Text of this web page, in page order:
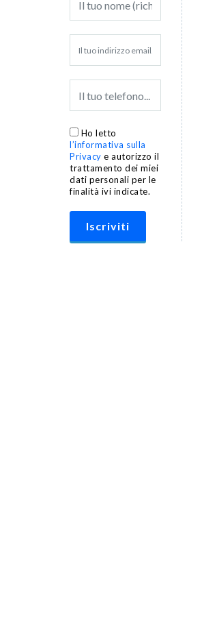
Ho letto
l’informativa sulla
Privacy e autorizzo il
trattamento dei miei
dati personali per le
finalità ivi indicate.